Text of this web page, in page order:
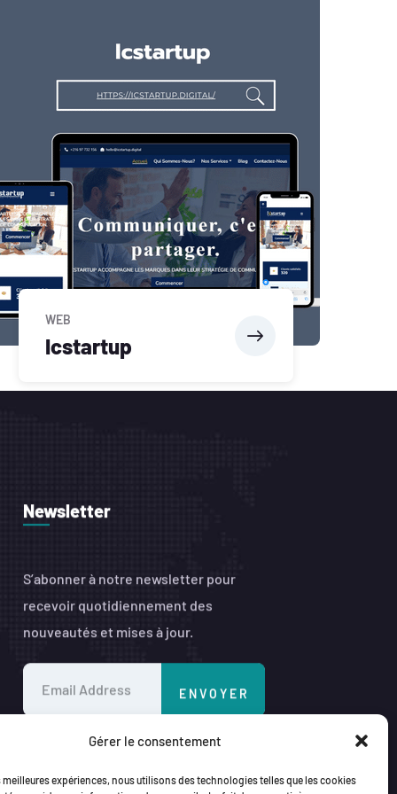
Gérer le consentement
meilleures expériences, nous utilisons des technologies telles que les cookies
WEB
Icstartup
Newsletter
S’abonner à notre newsletter pour
recevoir quotidiennement des
nouveautés et mises à jour.